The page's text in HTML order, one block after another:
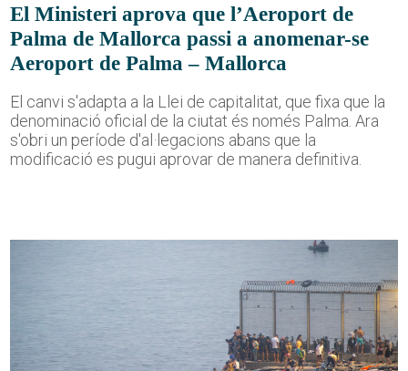
El Ministeri aprova que l’Aeroport de
Palma de Mallorca passi a anomenar-se
Aeroport de Palma – Mallorca
El canvi s'adapta a la Llei de capitalitat, que fixa que la
denominació oficial de la ciutat és només Palma. Ara
s'obri un període d'al·legacions abans que la
modificació es pugui aprovar de manera definitiva.